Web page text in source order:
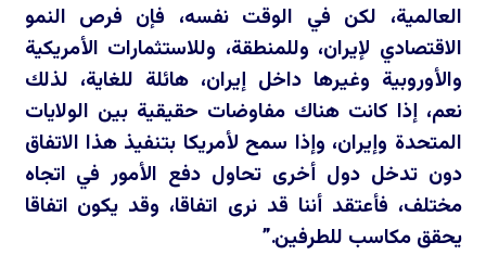
العالمية، لكن في الوقت نفسه، فإن فرص النمو
الاقتصادي لإيران، وللمنطقة، وللاستثمارات الأمريكية
والأوروبية وغيرها داخل إيران، هائلة للغاية، لذلك
نعم، إذا كانت هناك مفاوضات حقيقية بين الولايات
المتحدة وإيران، وإذا سمح لأمريكا بتنفيذ هذا الاتفاق
دون تدخل دول أخرى تحاول دفع الأمور في اتجاه
مختلف، فأعتقد أننا قد نرى اتفاقا، وقد يكون اتفاقا
يحقق مكاسب للطرفين.”